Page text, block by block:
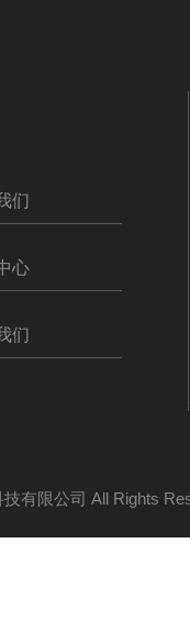
们
心
们
技有限公司 All Rights